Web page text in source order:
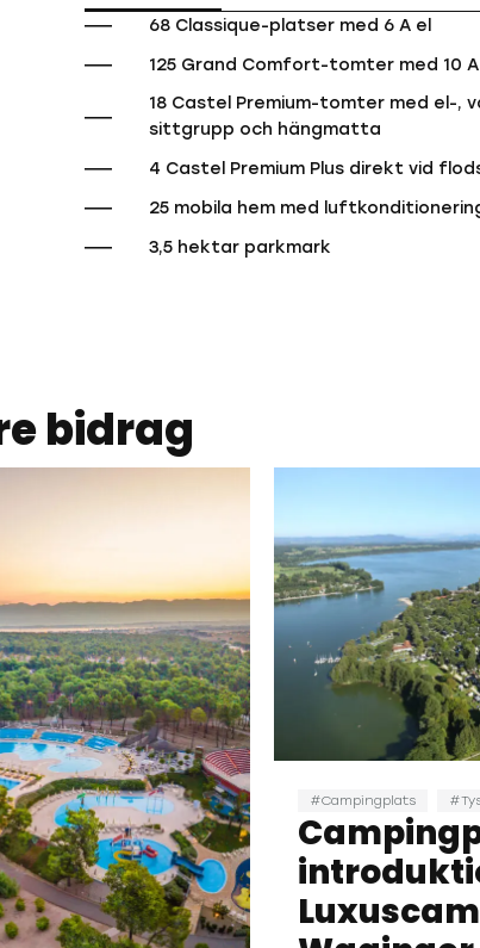
68 Classique-platser med 6 A el
125 Grand Comfort-tomter med 10
18 Castel Premium-tomter med el-,
sittgrupp och hängmatta
4 Castel Premium Plus direkt vid
25 mobila hem med
3,5 hektar parkmark
bidrag
Campingplats